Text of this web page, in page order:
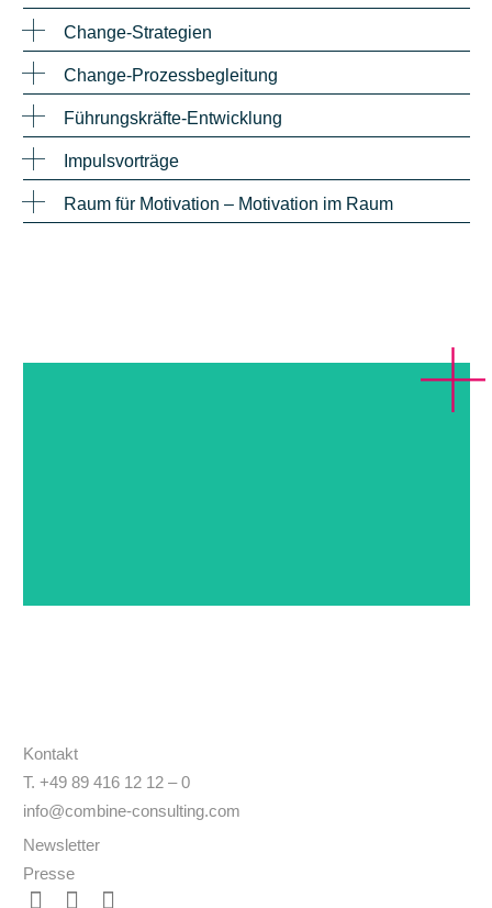
Change-Strategien
Change-Prozessbegleitung
Führungskräfte-Entwicklung
Impulsvorträge
Raum für Motivation – Motivation im Raum
Kontakt
T. +49 89 416 12 12 – 0
info@combine-consulting.com
Newsletter
Presse